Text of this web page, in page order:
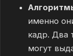
именно
кадр. Два
могут